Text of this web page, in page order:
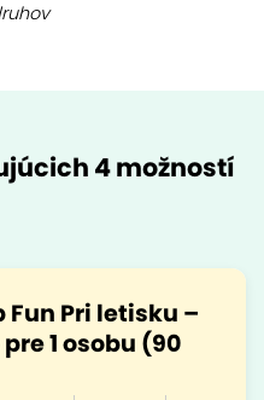
4 možností
Fun Pri letisku –
1 osobu (90